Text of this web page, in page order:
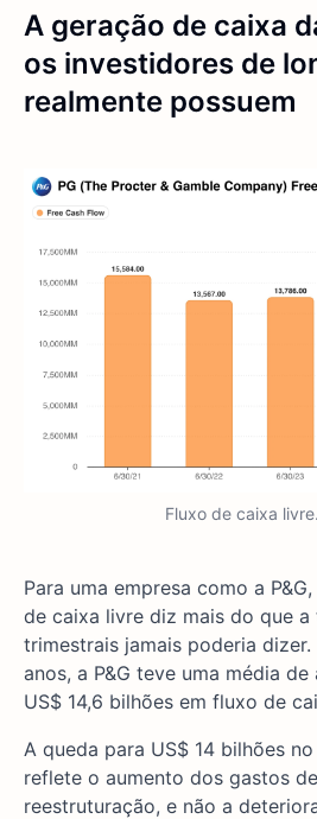
A geração de caixa
os investidores de
realmente possuem
Fluxo de caixa livre.
Para uma empresa como a
de caixa livre diz mais do que
trimestrais jamais poderia
anos, a P&G teve uma média
US$ 14,6 bilhões em fluxo de
A queda para US$ 14 bilhões
reflete o aumento dos gastos
reestruturação, e não a